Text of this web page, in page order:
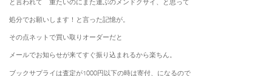
と言われて 重たいのにまた運ぶのメンドクサイ、と思って
処分でお願いします！と言った記憶が。
その点ネットで買い取りオーダーだと
メールでお知らせが来てすぐ振り込まれるから楽ちん。
ブックサプライは査定が1000円以下の時は寄付、になるので